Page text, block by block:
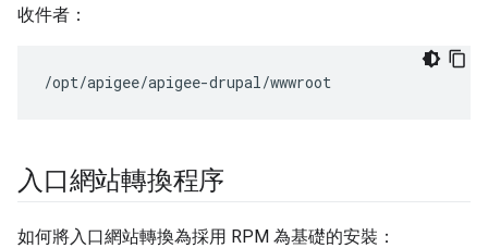
收件者：
/opt/apigee/apigee-drupal/wwwroot
入口網站轉換程序
如何將入口網站轉換為採用 RPM 為基礎的安裝：